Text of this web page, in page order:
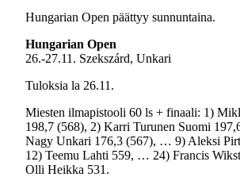
Hungarian Open päättyy sunnuntaina.
Hungarian Open
26.-27.11. Szekszárd, Unkari
Tuloksia la 26.11.
Miesten ilmapistooli 60 ls + finaali: 1)
198,7 (568), 2) Karri Turunen Suomi
Nagy Unkari 176,3 (567), … 9) Aleksi
12) Teemu Lahti 559, … 24) Francis
Olli Heikka 531.